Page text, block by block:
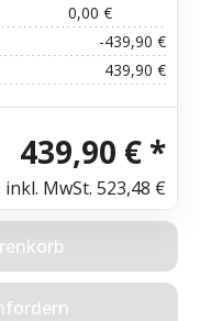
0,00 €
-439,90 €
439,90 €
439,90 € *
inkl. MwSt. 523,48 €
Wert